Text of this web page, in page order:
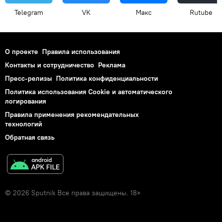
Telegram VK Макс Rutube
О проекте Правила использования
Контакты и сотрудничество Реклама
Пресс-релизы Политика конфиденциальности
Политика использования Cookie и автоматического
логирования
Правила применения рекомендательных
технологий
Обратная связь
© 2026 Sputnik Все права защищены. 18+